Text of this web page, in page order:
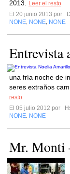
2013.
Leer el resto
El 20 junio 2013 por
NONE NONE NONE
Entrevista
una fría noche de
seres extraños
resto
El 05 julio 2012 por
NONE NONE
Mr. Monti